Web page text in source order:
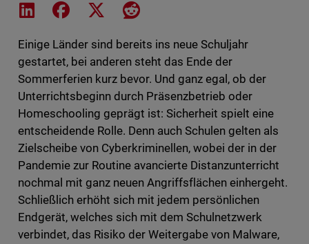
Share on LinkedIn
Share on Facebook
Share on XShare on Reddit
Einige Länder sind bereits ins neue Schuljahr
gestartet, bei anderen steht das Ende der
Sommerferien kurz bevor. Und ganz egal, ob der
Unterrichtsbeginn durch Präsenzbetrieb oder
Homeschooling geprägt ist: Sicherheit spielt eine
entscheidende Rolle. Denn auch Schulen gelten als
Zielscheibe von Cyberkriminellen, wobei der in der
Pandemie zur Routine avancierte Distanzunterricht
nochmal mit ganz neuen Angriffsflächen einhergeht.
Schließlich erhöht sich mit jedem persönlichen
Endgerät, welches sich mit dem Schulnetzwerk
verbindet, das Risiko der Weitergabe von Malware,